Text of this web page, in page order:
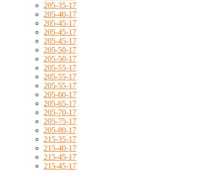
205-35-17
205-40-17
205-45-17
205-45-17
205-45-17
205-50-17
205-50-17
205-55-17
205-55-17
205-55-17
205-60-17
205-65-17
205-70-17
205-75-17
205-80-17
215-35-17
215-40-17
215-45-17
215-45-17